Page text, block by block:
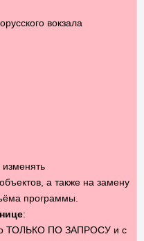
вокзала
а также на замену
программы.
:
ТОЛЬКО ПО ЗАПРОСУ и с